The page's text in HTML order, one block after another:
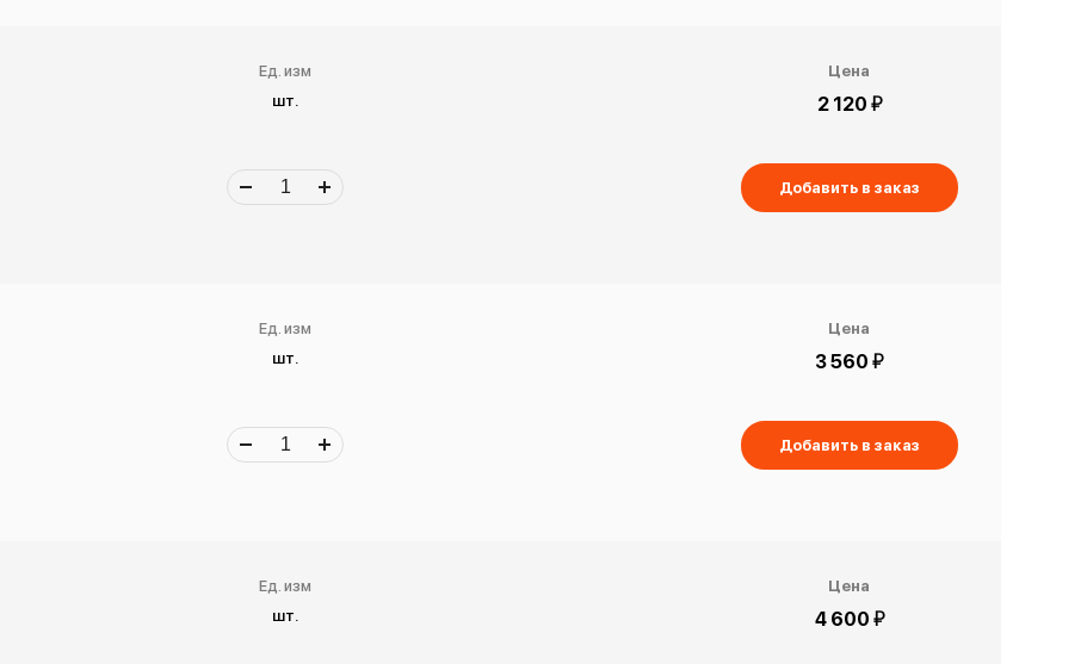
Ед. изм
шт.
Цена
2 120 й
Добавить в заказ
Ед. изм
шт.
Цена
3 560 й
Добавить в заказ
Ед. изм
шт.
Цена
4 600 й